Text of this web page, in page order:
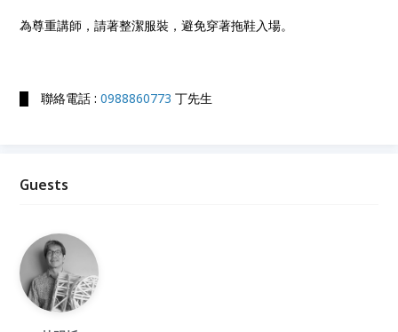
為尊重講師，請著整潔服裝，避免穿著拖鞋入場。
█ 聯絡電話 : 0988860773 丁先生
Guests